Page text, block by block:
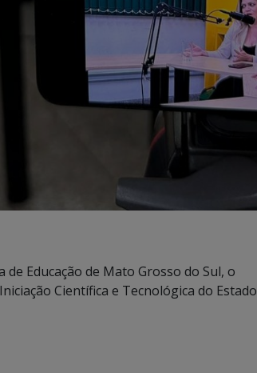
Educação de Mato Grosso do Sul, o
Científica e Tecnológica do Estado